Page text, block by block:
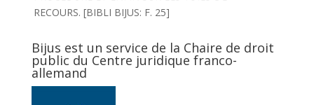
RECOURS. [BIBLI BIJUS: F. 25]
Bijus est un service de la Chaire de droit
public du Centre juridique franco-
allemand